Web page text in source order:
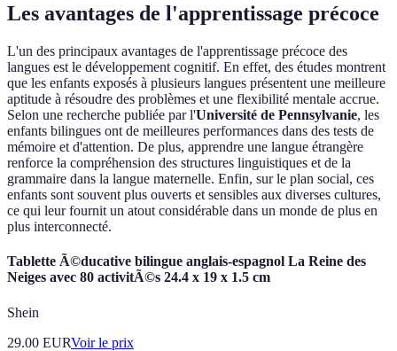
Les avantages de l'apprentissage précoce
L'un des principaux avantages de l'apprentissage précoce des
langues est le développement cognitif. En effet, des études montrent
que les enfants exposés à plusieurs langues présentent une meilleure
aptitude à résoudre des problèmes et une flexibilité mentale accrue.
Selon une recherche publiée par l'Université de Pennsylvanie, les
enfants bilingues ont de meilleures performances dans des tests de
mémoire et d'attention. De plus, apprendre une langue étrangère
renforce la compréhension des structures linguistiques et de la
grammaire dans la langue maternelle. Enfin, sur le plan social, ces
enfants sont souvent plus ouverts et sensibles aux diverses cultures,
ce qui leur fournit un atout considérable dans un monde de plus en
plus interconnecté.
Tablette Ã©ducative bilingue anglais-espagnol La Reine des
Neiges avec 80 activitÃ©s 24.4 x 19 x 1.5 cm
Shein
29.00 EURVoir le prix